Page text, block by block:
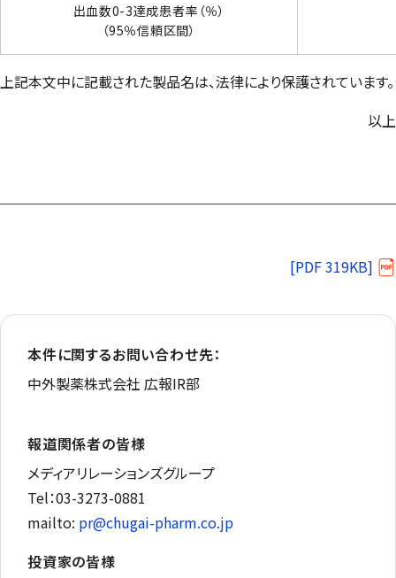
出血数0-3達成患者率（％）
（95％信頼区間）
上記本文中に記載された製品名は、法律により保護されています。
以上
[PDF 319KB]
本件に関するお問い合わせ先：
中外製薬株式会社 広報IR部
報道関係者の皆様
メディアリレーションズグループ
Tel：03-3273-0881
mailto: pr@chugai-pharm.co.jp
投資家の皆様